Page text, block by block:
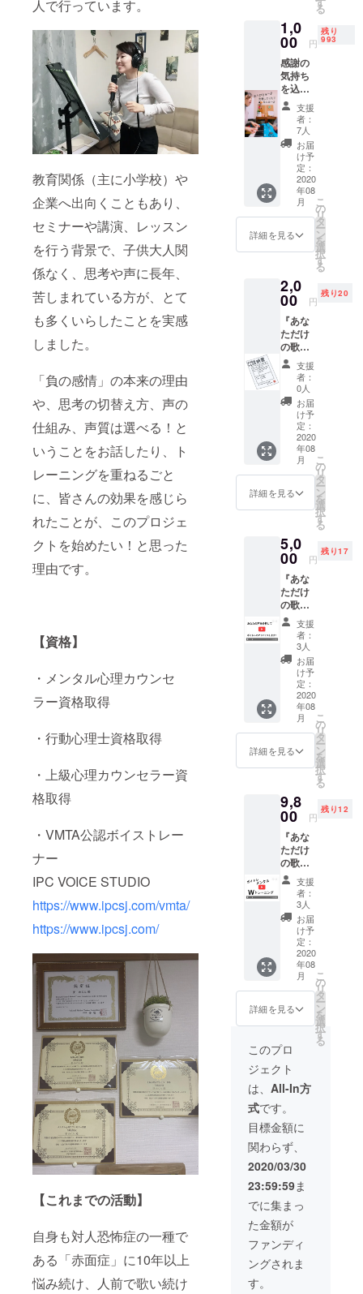
人で行っています。
教育関係（主に小学校）や
企業へ出向くこともあり、
セミナーや講演、レッスン
を行う背景で、子供大人関
係なく、思考や声に長年、
苦しまれている方が、とて
も多くいらしたことを実感
しました。
「負の感情」の本来の理由
や、思考の切替え方、声の
仕組み、声質は選べる！と
いうことをお話したり、ト
レーニングを重ねるごと
に、皆さんの効果を感じら
れたことが、このプロジェ
クトを始めたい！と思った
理由です。
【資格】
・メンタル心理カウンセ
ラー資格取得
・行動心理士資格取得
・上級心理カウンセラー資
格取得
・VMTA公認ボイストレー
ナー
IPC VOICE STUDIO
https://www.ipcsj.com/vmta/
https://www.ipcsj.com/
【これまでの活動】
自身も対人恐怖症の一種で
ある「赤面症」に10年以上
悩み続け、人前で歌い続け
ルド・ゴス
ペル・フェ
スタ」にて
賛美歌を歌
い、約3万人
の参加者が
いる中、日
本人クワイ
ヤーとして
史上初の優
勝経験を持
つ。
人前に立つ
プレッ
年苦しむ
中、大勢の
前で歌う経
験を積み重
ね、その
後、心理学
や脳科学、
神経学を学
思考のコン
ら発声が変
「メンタル
ボイスト
レーニング
メゾット」
を開発。
多くの生徒
からの支持
に応えるべ
ツーマン
レッスンか
ら講師育成
も並行して
いる。
る
1,0
00 円
残り
993
感謝の
気持ち
を込め
た「ワ
ンフ
レーズ
の歌」
をメー
ルに
て、お
送りい
たしま
す！
支援
者：
7人
お届
け予
定：
2020
年08
月
詳細を見る
こ
の
リ
タ
ー
ン
を
選
択
す
る
2,0
00 円
残り20
『あな
ただけ
の歌声
診断
書』を
お作り
しま
す！ あ
なたの
歌声を
聞い
て、部
分的な
声質の
分析や
アドバ
カルテ
(pdf)に
起こし
てメー
ルに添
付して
お送り
しま
す！！
【歌声
診断
書】の
手順 ①
あなた
が歌っ
ている
動画を
eへ限定
UP後、
その
URLを
メール
にてお
送りく
ださ
い。 (お
部屋や
カラオ
ケボッ
クス、
ライブ
映像で
も構い
ません
が、お
と、よ
い診断
が可能
です) ②
その
後、診
断書を
送りい
たしま
自身の
声質が
どのよ
うなも
のなの
かを知
るきっ
支援
者：
0人
お届
け予
定：
2020
年08
月
詳細を見る
こ
の
リ
タ
ー
ン
を
選
択
す
る
5,0
00 円
残り17
『あな
ただけ
の歌声
診断
ムー
ビー』
をお作
りしま
す！ あ
なたの
歌声を
聞い
て、部
分的な
声質の
分析や
イスを
動画に
(youtub
e限定公
開)起こ
して
メール
にてお
送りし
ま
す！！
【歌声
診断
ムー
ビー】
の手順
①歌っ
Youtub
eへ限定
公開で
UP後、
その
URLを
メール
にてお
送りく
ださ
い。 (お
部屋や
カラオ
ケボッ
クス、
ライブ
映像で
も構い
支援
者：
3人
お届
け予
定：
2020
年08
月
詳細を見る
こ
の
リ
タ
ー
ン
を
選
択
す
る
9,8
00 円
残り12
『あな
ただけ
の歌声
診断
ムー
ビー』
に『あ
なただ
けのメ
ンタル
トレー
ニング
ムー
ビー』
がプラ
ス！ ・
診断
ムー
ビー あ
なたの
歌声を
聞い
て、部
分的な
声質の
分析や
アドバ
イスを
動画に
(youtub
e限定公
開)起こ
して
メール
支援
者：
3人
お届
け予
定：
2020
年08
月
詳細を見る
こ
の
リ
タ
ー
ン
を
選
択
す
る
このプロ
ジェクト
は、 All-In方
式です。
目標金額に
関わらず、
2020/03/30
23:59:59ま
でに集まっ
た金額が
ファンディ
ングされま
す。